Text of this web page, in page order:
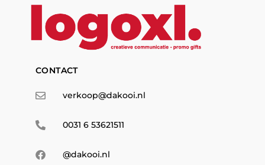
CONTACT
verkoop@dakooi.nl
0031 6 53621511
@dakooi.nl